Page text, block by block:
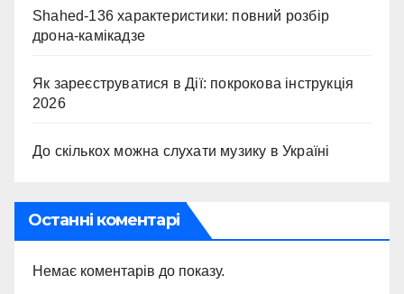
Shahed-136 характеристики: повний розбір
дрона-камікадзе
Як зареєструватися в Дії: покрокова інструкція
2026
До скількох можна слухати музику в Україні
Останні коментарі
Немає коментарів до показу.